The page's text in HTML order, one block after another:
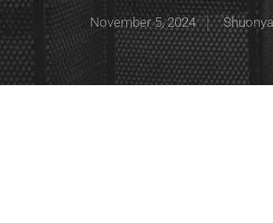
November 5, 2024